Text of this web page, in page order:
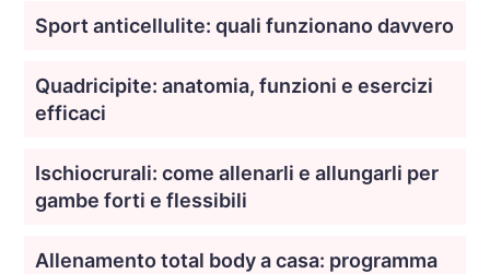
Sport anticellulite: quali funzionano davvero
Quadricipite: anatomia, funzioni e esercizi
efficaci
Ischiocrurali: come allenarli e allungarli per
gambe forti e flessibili
Allenamento total body a casa: programma